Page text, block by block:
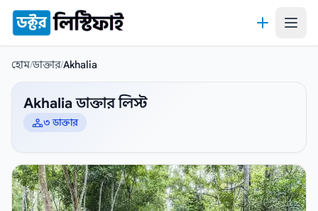
কন্টেন্টে যান
হোম/ডাক্তার/Akhalia
Akhalia ডাক্তার লিস্ট
৩ ডাক্তার